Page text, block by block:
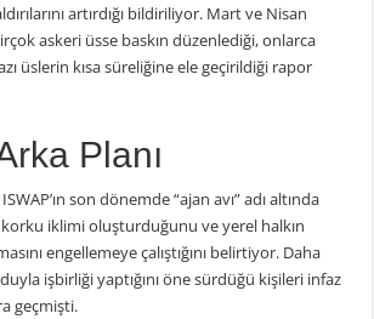
artırdığı bildiriliyor. Mart ve Nisan
askeri üsse baskın düzenlediği, onlarca
üslerin kısa süreliğine ele geçirildiği rapor
Planı
son dönemde “ajan avı” adı altında
iklimi oluşturduğunu ve yerel halkın
engellemeye çalıştığını belirtiyor. Daha
işbirliği yaptığını öne sürdüğü kişileri infaz
geçmişti.